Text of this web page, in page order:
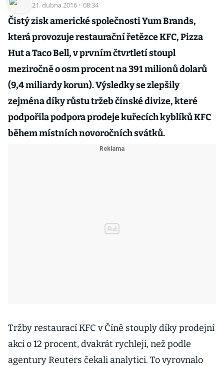
21. dubna 2016 · 08:34
Čistý zisk americké společnosti Yum Brands,
která provozuje restaurační řetězce KFC, Pizza
Hut a Taco Bell, v prvním čtvrtletí stoupl
meziročně o osm procent na 391 milionů dolarů
(9,4 miliardy korun). Výsledky se zlepšily
zejména díky růstu tržeb čínské divize, které
podpořila podpora prodeje kuřecích kyblíků KFC
během místních novoročních svátků.
Tržby restaurací KFC v Číně stouply díky prodejní
akci o 12 procent, dvakrát rychleji, než podle
agentury Reuters čekali analytici. To vyrovnalo